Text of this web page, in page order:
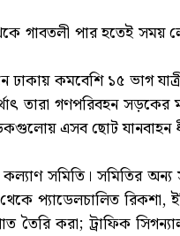
গাবতলী পার হতেই সময়
কমবেশি ১৫ ভাগ
তারা গণপরিবহন
এসব ছোট যানবাহন
সমিতি। সমিতির
প্যাডেলচালিত
তৈরি করা; ট্রাফিক